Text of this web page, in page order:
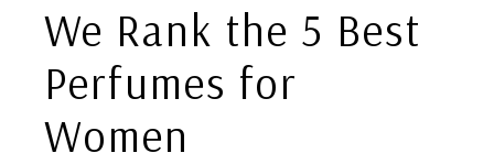
We Rank the 5 Best
Perfumes for
Women